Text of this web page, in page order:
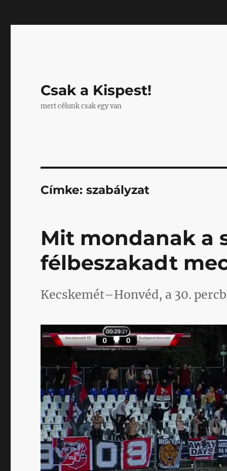
Csak a Kispest!
mert célunk csak egy van
Címke:szabályzat
Mit mondanak a
félbeszakadt
Kecskemét–Honvéd, a 30.